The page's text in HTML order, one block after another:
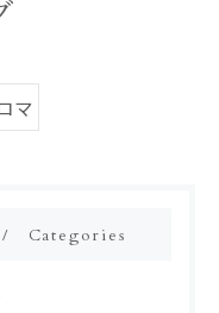
マ
Categories